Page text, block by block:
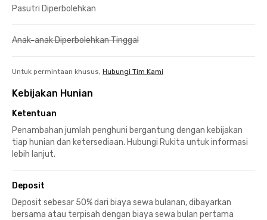
Pasutri Diperbolehkan
Anak-anak Diperbolehkan Tinggal
Untuk permintaan khusus, Hubungi Tim Kami
Kebijakan Hunian
Ketentuan
Penambahan jumlah penghuni bergantung dengan kebijakan
tiap hunian dan ketersediaan. Hubungi Rukita untuk informasi
lebih lanjut.
Deposit
Deposit sebesar 50% dari biaya sewa bulanan, dibayarkan
bersama atau terpisah dengan biaya sewa bulan pertama